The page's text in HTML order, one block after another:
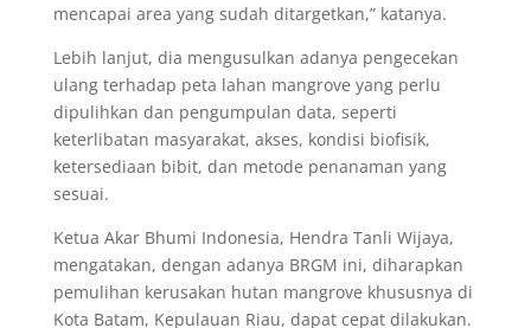
mencapai area yang sudah ditargetkan,” katanya.
Lebih lanjut, dia mengusulkan adanya pengecekan
ulang terhadap peta lahan mangrove yang perlu
dipulihkan dan pengumpulan data, seperti
keterlibatan masyarakat, akses, kondisi biofisik,
ketersediaan bibit, dan metode penanaman yang
sesuai.
Ketua Akar Bhumi Indonesia, Hendra Tanli Wijaya,
mengatakan, dengan adanya BRGM ini, diharapkan
pemulihan kerusakan hutan mangrove khususnya di
Kota Batam, Kepulauan Riau, dapat cepat dilakukan.